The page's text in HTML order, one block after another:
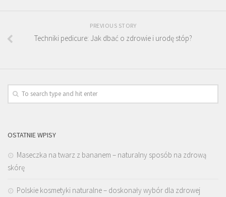
PREVIOUS STORY
Techniki pedicure: Jak dbać o zdrowie i urodę stóp?
OSTATNIE WPISY
Maseczka na twarz z bananem – naturalny sposób na zdrową
skórę
Polskie kosmetyki naturalne – doskonały wybór dla zdrowej